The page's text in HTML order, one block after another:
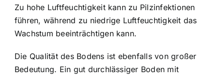
Zu hohe Luftfeuchtigkeit kann zu Pilzinfektionen
führen, während zu niedrige Luftfeuchtigkeit das
Wachstum beeinträchtigen kann.
Die Qualität des Bodens ist ebenfalls von großer
Bedeutung. Ein gut durchlässiger Boden mit